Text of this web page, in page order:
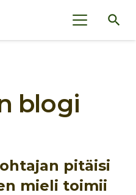
search
blogi
pitäisi
mieli toimii